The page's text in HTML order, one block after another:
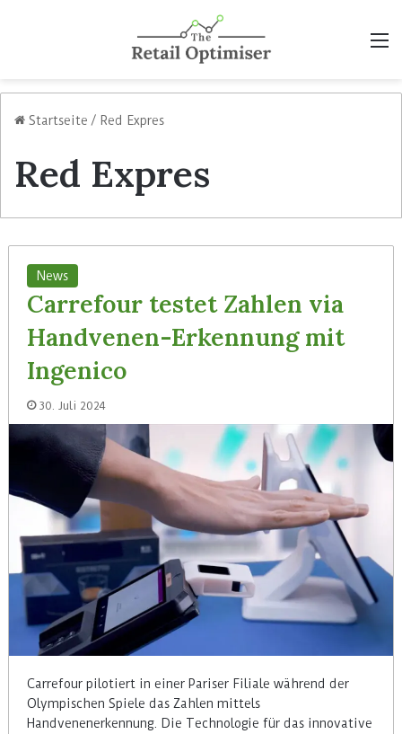
Startseite / Red Expres
Red Expres
News
Carrefour testet Zahlen via
Handvenen-Erkennung mit
Ingenico
30. Juli 2024
Carrefour pilotiert in einer Pariser Filiale während der
Olympischen Spiele das Zahlen mittels
Handvenenerkennung. Die Technologie für das innovative